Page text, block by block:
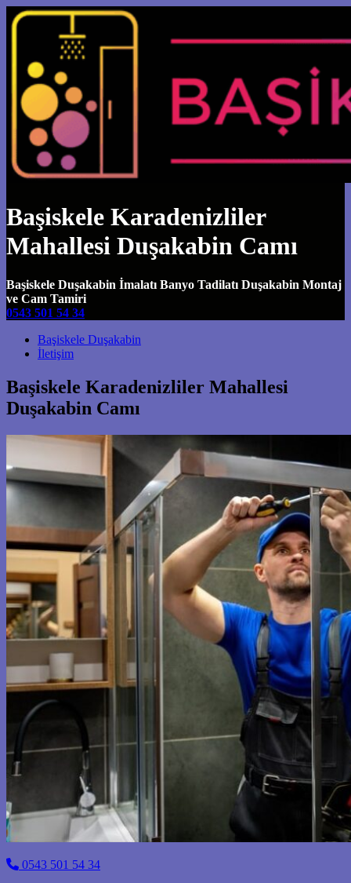
Başiskele Karadenizliler
Mahallesi Duşakabin Camı
Başiskele Duşakabin İmalatı Banyo Tadilatı Duşakabin Montaj
ve Cam Tamiri
0543 501 54 34
Main Navigation
Başiskele Duşakabin
İletişim
Başiskele Karadenizliler Mahallesi
Duşakabin Camı
0543 501 54 34